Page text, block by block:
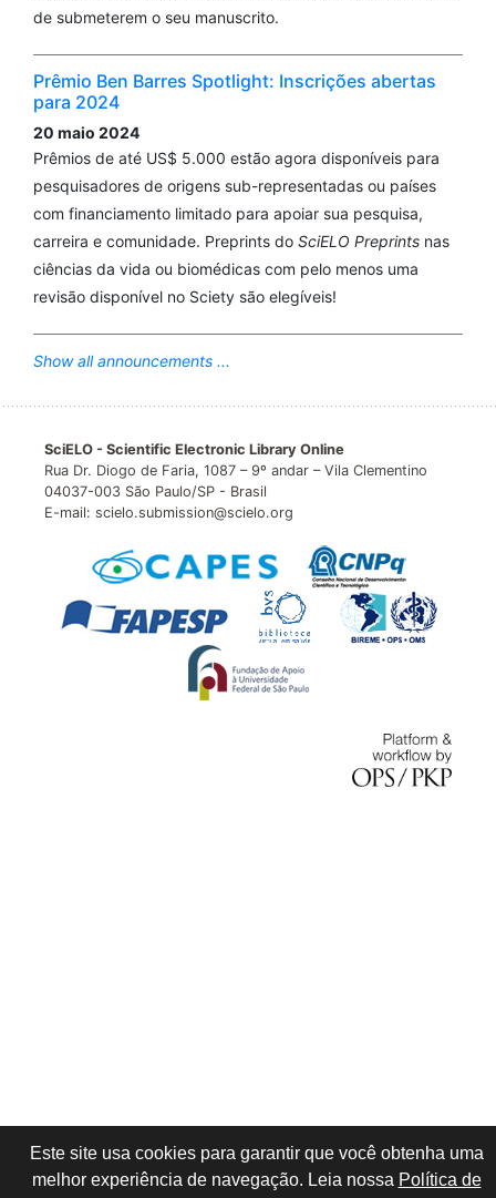
de submeterem o seu manuscrito.
Prêmio Ben Barres Spotlight: Inscrições abertas
para 2024
20 maio 2024
Prêmios de até US$ 5.000 estão agora disponíveis para
pesquisadores de origens sub-representadas ou países
com financiamento limitado para apoiar sua pesquisa,
carreira e comunidade. Preprints do SciELO Preprints nas
ciências da vida ou biomédicas com pelo menos uma
revisão disponível no Sciety são elegíveis!
Show all announcements ...
SciELO - Scientific Electronic Library Online
Rua Dr. Diogo de Faria, 1087 – 9º andar – Vila Clementino
04037-003 São Paulo/SP - Brasil
E-mail: scielo.submission@scielo.org
Este site usa cookies para garantir que você obtenha uma
melhor experiência de navegação. Leia nossa Política de